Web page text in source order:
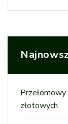
złotowych